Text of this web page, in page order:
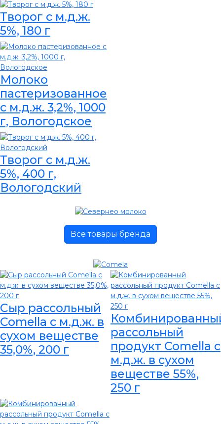
Творог с м.д.ж.
5%, 180 г
Молоко
пастеризованное
с м.д.ж. 3,2%, 1000
г, Вологодское
Творог с м.д.ж.
5%, 400 г,
Вологодский
Все товары бренда
Сыр рассольный
Comella с м.д.ж. в
сухом веществе
35,0%, 200 г
рассольный
продукт Comella с
м.д.ж. в сухом
веществе 55%,
250 г